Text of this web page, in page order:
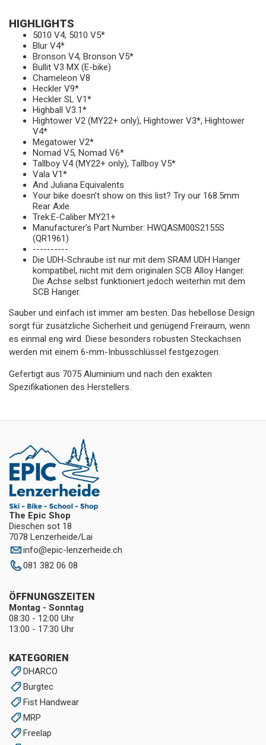
HIGHLIGHTS
5010 V4, 5010 V5*
Blur V4*
Bronson V4, Bronson V5*
Bullit V3 MX (E-bike)
Chameleon V8
Heckler V9*
Heckler SL V1*
Highball V3.1*
Hightower V2 (MY22+ only), Hightower V3*, Hightower
V4*
Megatower V2*
Nomad V5, Nomad V6*
Tallboy V4 (MY22+ only), Tallboy V5*
Vala V1*
And Juliana Equivalents
Your bike doesn’t show on this list? Try our 168.5mm
Rear Axle.
Trek:E-Caliber MY21+
Manufacturer’s Part Number: HWQASM00S2155S
(QR1961)
----------
Die UDH-Schraube ist nur mit dem SRAM UDH Hanger
kompatibel, nicht mit dem originalen SCB Alloy Hanger.
Die Achse selbst funktioniert jedoch weiterhin mit dem
SCB Hanger.
Sauber und einfach ist immer am besten. Das hebellose Design
sorgt für zusätzliche Sicherheit und genügend Freiraum, wenn
es einmal eng wird. Diese besonders robusten Steckachsen
werden mit einem 6-mm-Inbusschlüssel festgezogen.
Gefertigt aus 7075 Aluminium und nach den exakten
Spezifikationen des Herstellers.
The Epic Shop
Dieschen sot 18
7078 Lenzerheide/Lai
info@epic-lenzerheide.ch
081 382 06 08
KATEGORIEN
DHARCO
Burgtec
Fist Handwear
MRP
Freelap
ÖFFNUNGSZEITEN
Montag - Sonntag
08:30 - 12:00 Uhr
13:00 - 17:30 Uhr